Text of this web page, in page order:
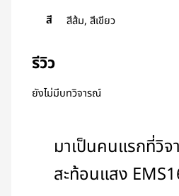
สี
สีส้ม, สีเขียว
รีวิว
ยังไม่มีบทวิจารณ์
มาเป็นคนแรกที่วิจ
สะท้อนแสง